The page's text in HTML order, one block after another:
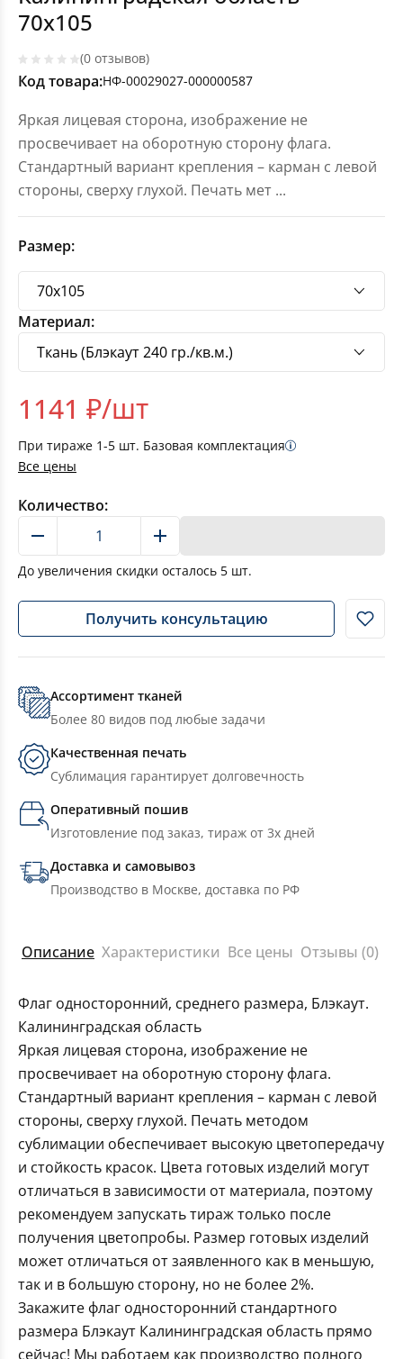
70х105
(0 отзывов)
Код товара:НФ-00029027-000000587
Яркая лицевая сторона, изображение не
просвечивает на оборотную сторону флага.
Стандартный вариант крепления – карман с левой
стороны, сверху глухой. Печать мет ...
Размер:
Материал:
1141 ₽/шт
При тираже 1-5 шт. Базовая комплектация
Все цены
Количество:
До увеличения скидки осталось 5 шт.
Получить консультацию
Ассортимент тканей
Более 80 видов под любые задачи
Качественная печать
Сублимация гарантирует долговечность
Оперативный пошив
Изготовление под заказ, тираж от 3х дней
Доставка и самовывоз
Производство в Москве, доставка по РФ
Описание Характеристики Все цены Отзывы (0)
Флаг односторонний, среднего размера, Блэкаут.
Калининградская область
Яркая лицевая сторона, изображение не
просвечивает на оборотную сторону флага.
Стандартный вариант крепления – карман с левой
стороны, сверху глухой. Печать методом
сублимации обеспечивает высокую цветопередачу
и стойкость красок. Цвета готовых изделий могут
отличаться в зависимости от материала, поэтому
рекомендуем запускать тираж только после
получения цветопробы. Размер готовых изделий
может отличаться от заявленного как в меньшую,
так и в большую сторону, но не более 2%.
Закажите флаг односторонний стандартного
размера Блэкаут Калининградская область прямо
сейчас! Мы работаем как производство полного